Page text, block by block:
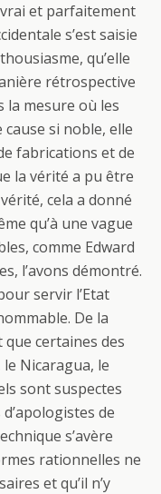
et parfaitement
s’est saisie
qu’elle
rétrospective
la mesure où les
si noble, elle
fabrications et de
la vérité a pu être
cela a donné
qu’à une vague
comme Edward
l’avons démontré.
servir l’Etat
De la
que certaines des
Nicaragua, le
sont suspectes
de
s’avère
rationnelles ne
et qu’il n’y